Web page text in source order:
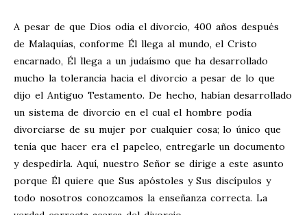
A pesar de que Dios odia el divorcio, 400 años después
de Malaquías, conforme Él llega al mundo, el Cristo
encarnado, Él llega a un judaísmo que ha desarrollado
mucho la tolerancia hacia el divorcio a pesar de lo que
dijo el Antiguo Testamento. De hecho, habían desarrollado
un sistema de divorcio en el cual el hombre podía
divorciarse de su mujer por cualquier cosa; lo único que
tenía que hacer era el papeleo, entregarle un documento
y despedirla. Aquí, nuestro Señor se dirige a este asunto
porque Él quiere que Sus apóstoles y Sus discípulos y
todo nosotros conozcamos la enseñanza correcta. La